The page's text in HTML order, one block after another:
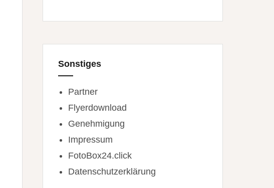
Sonstiges
Partner
Flyerdownload
Genehmigung
Impressum
FotoBox24.click
Datenschutzerklärung